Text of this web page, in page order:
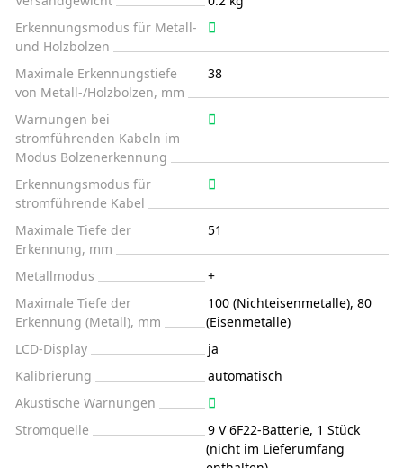
Erkennungsmodus für Metall-
und Holzbolzen
Maximale Erkennungstiefe
von Metall-/Holzbolzen, mm
38
Warnungen bei
stromführenden Kabeln im
Modus Bolzenerkennung
Erkennungsmodus für
stromführende Kabel
Maximale Tiefe der
Erkennung, mm
51
Metallmodus
+
Maximale Tiefe der
Erkennung (Metall), mm
100 (Nichteisenmetalle), 80
(Eisenmetalle)
LCD-Display
ja
Kalibrierung
automatisch
Akustische Warnungen
Stromquelle
9 V 6F22-Batterie, 1 Stück
(nicht im Lieferumfang